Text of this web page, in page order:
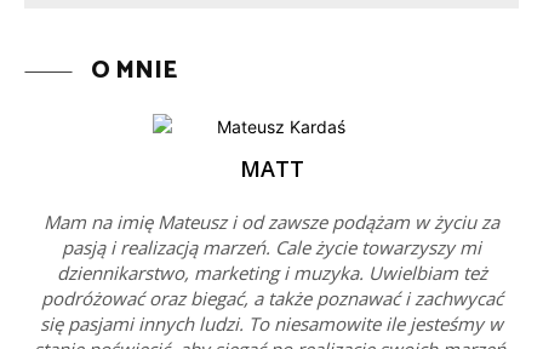
O MNIE
MATT
Mam na imię Mateusz i od zawsze podążam w życiu za
pasją i realizacją marzeń. Cale życie towarzyszy mi
dziennikarstwo, marketing i muzyka. Uwielbiam też
podróżować oraz biegać, a także poznawać i zachwycać
się pasjami innych ludzi. To niesamowite ile jesteśmy w